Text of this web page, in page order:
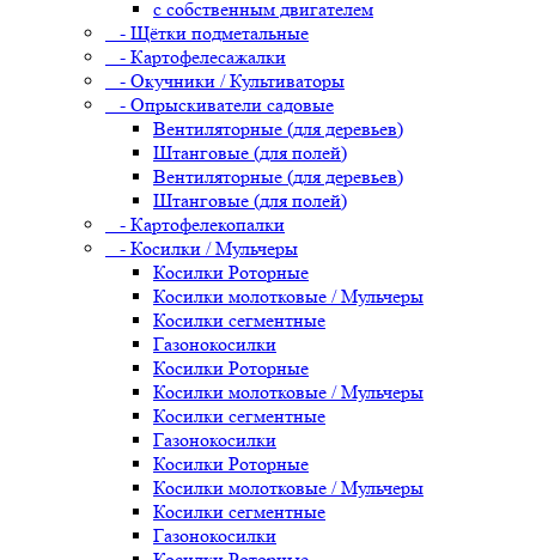
с собственным двигателем
- Щётки подметальные
- Картофелесажалки
- Окучники / Культиваторы
- Опрыскиватели садовые
Вентиляторные (для деревьев)
Штанговые (для полей)
Вентиляторные (для деревьев)
Штанговые (для полей)
- Картофелекопалки
- Косилки / Мульчеры
Косилки Роторные
Косилки молотковые / Мульчеры
Косилки сегментные
Газонокосилки
Косилки Роторные
Косилки молотковые / Мульчеры
Косилки сегментные
Газонокосилки
Косилки Роторные
Косилки молотковые / Мульчеры
Косилки сегментные
Газонокосилки